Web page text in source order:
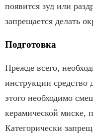
появится зуд или
запрещается делать
Подготовка
Прежде всего,
инструкции
этого необходимо
керамической миске,
Категорически